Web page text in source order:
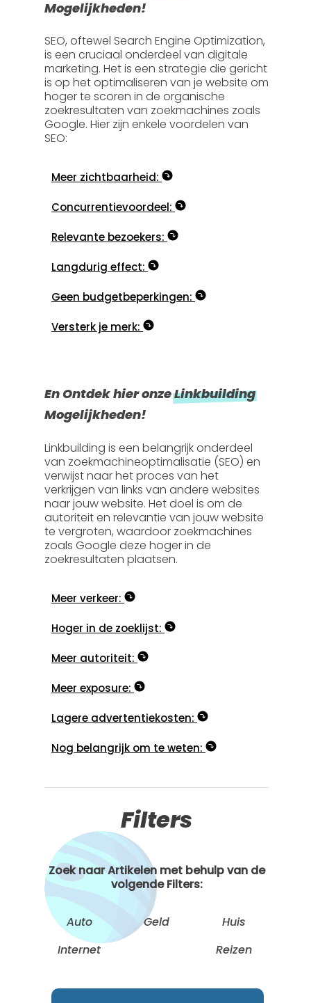
Mogelijkheden!
SEO, oftewel Search Engine Optimization,
is een cruciaal onderdeel van digitale
marketing. Het is een strategie die gericht
is op het optimaliseren van je website om
hoger te scoren in de organische
zoekresultaten van zoekmachines zoals
Google. Hier zijn enkele voordelen van
SEO:
Meer zichtbaarheid:
Concurrentievoordeel:
Relevante bezoekers:
Langdurig effect:
Geen budgetbeperkingen:
Versterk je merk:
En Ontdek hier onzeLinkbuilding
Mogelijkheden!
Linkbuilding is een belangrijk onderdeel
van zoekmachineoptimalisatie (SEO) en
verwijst naar het proces van het
verkrijgen van links van andere websites
naar jouw website. Het doel is om de
autoriteit en relevantie van jouw website
te vergroten, waardoor zoekmachines
zoals Google deze hoger in de
zoekresultaten plaatsen.
Meer verkeer:
Hoger in de zoeklijst:
Meer autoriteit:
Meer exposure:
Lagere advertentiekosten:
Nog belangrijk om te weten:
Filters
Zoek naar Artikelen met behulp van de
volgende Filters:
Auto Geld
Huis
Internet
Reizen